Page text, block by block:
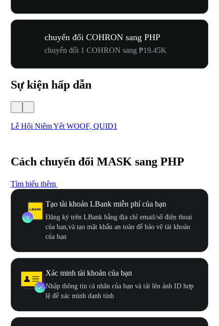
chuyển đổi COHRON sang PHP
chuyển đổi 1 COHRON sang ₱19.45K
Sự kiện hấp dẫn
Lễ Hội Niêm Yết WOOF, QUID1
Cách chuyển đổi MASK sang PHP
Tìm hiểu thêm
Tạo tài khoản LBank miễn phí của bạn
Đăng ký trên LBank bằng địa chỉ email/số điện thoại
của bạn,và tạo mật khẩu an toàn để bảo vệ tài khoản
của bạn
Xác minh tài khoản của bạn
Nhập thông tin cá nhân của bạn và tải lên ảnh ID hợp
lệ để xác minh danh tính